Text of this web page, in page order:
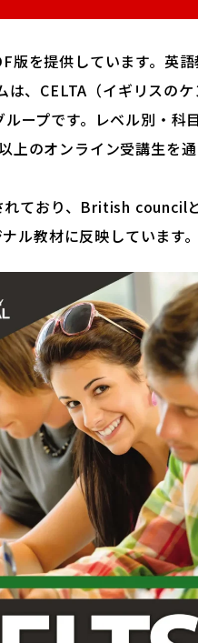
を提供しています。英
、CELTA（イギリスのケ
ープです。レベル別・科
上のオンライン受講生を
れており、British council
ル教材に反映しています